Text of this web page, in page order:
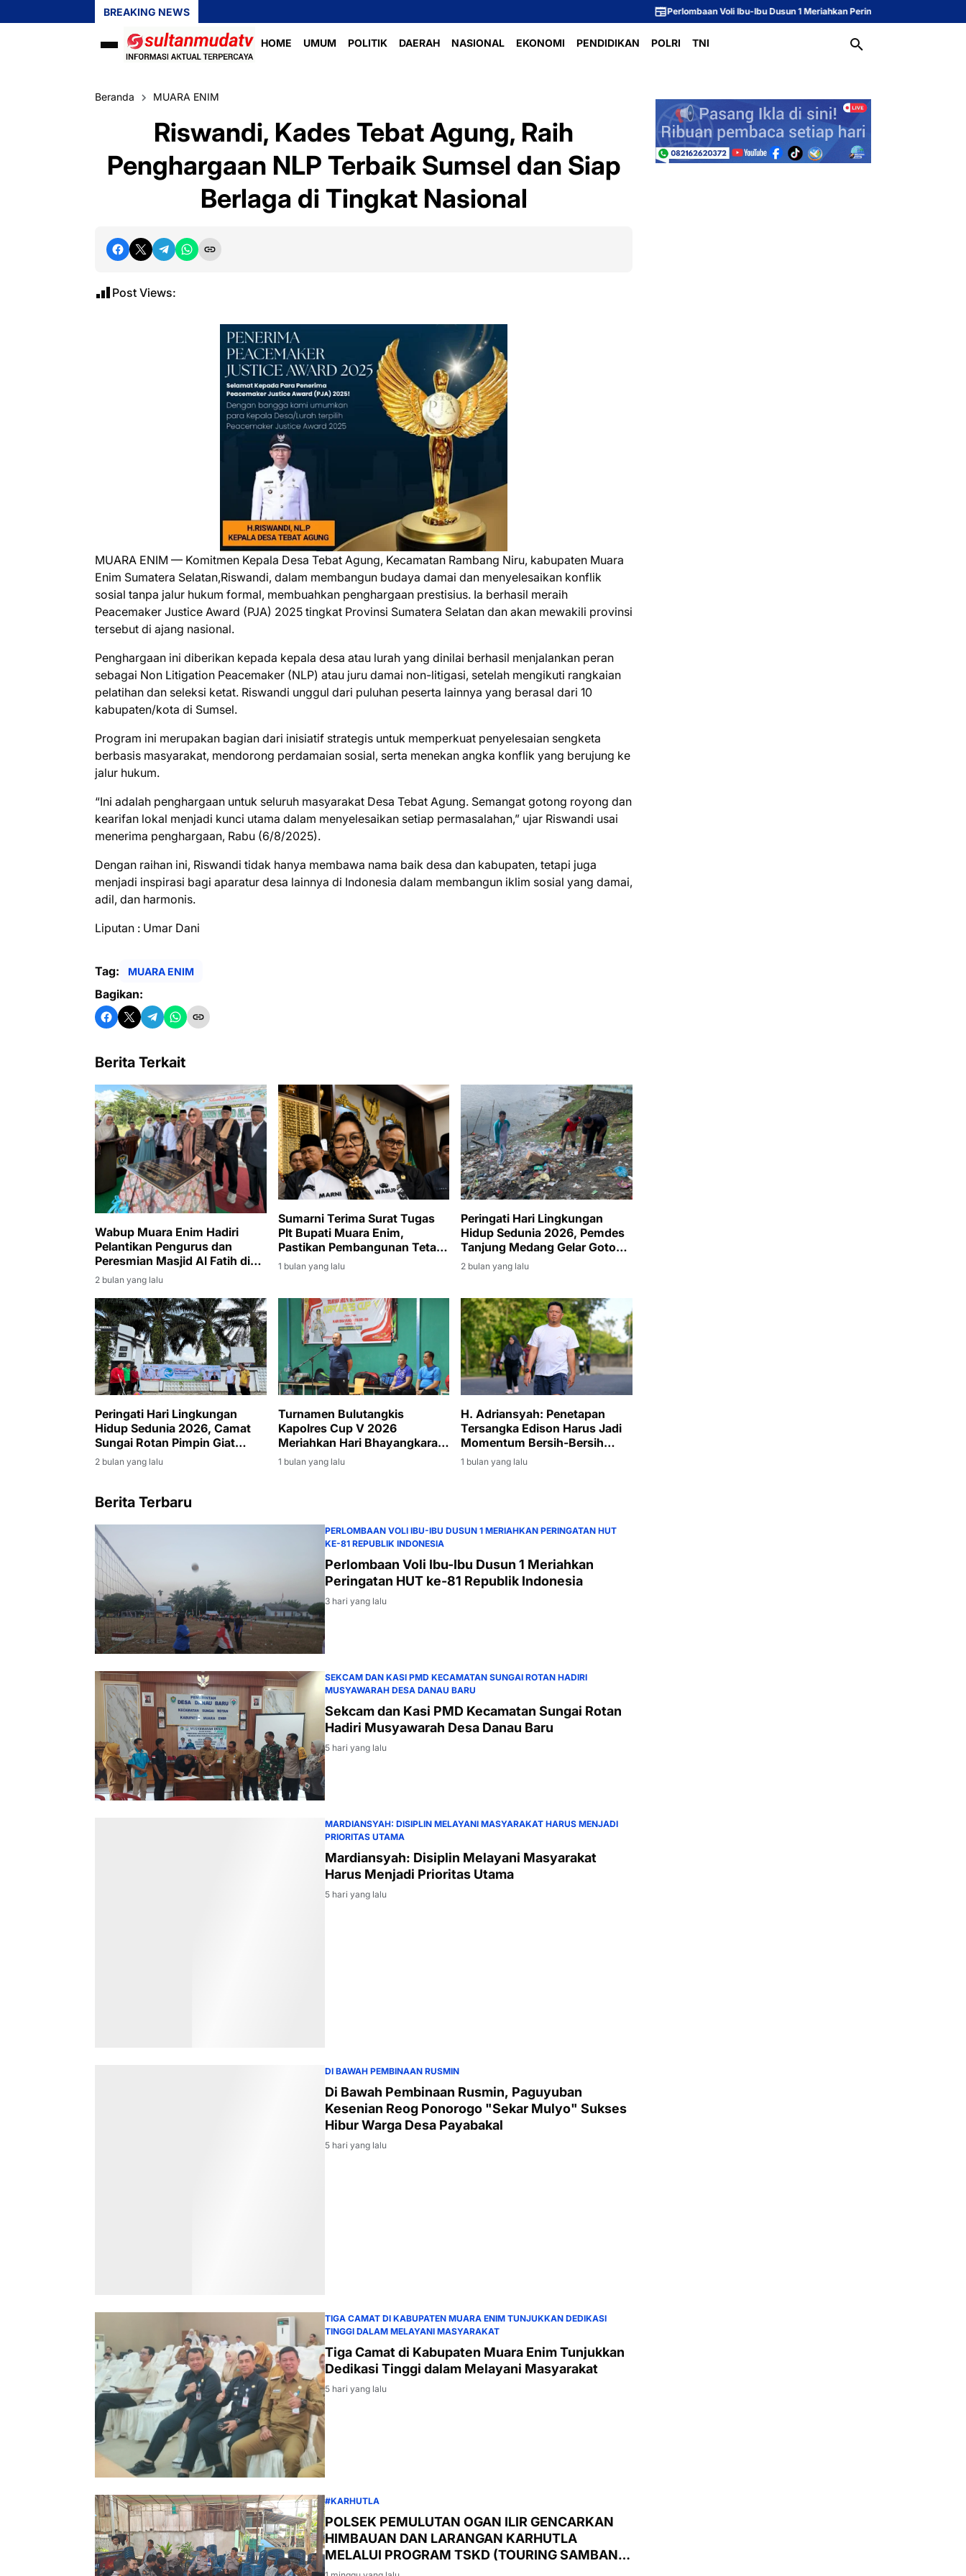
BREAKING NEWS Perlombaan Voli Ibu-Ibu Dusun 1 Meriahkan Peringatan HUT ke-81 Republik Indonesia
HOME UMUM POLITIK DAERAH NASIONAL EKONOMI PENDIDIKAN POLRI TNI
Beranda MUARA ENIM
Riswandi, Kades Tebat Agung, Raih
Penghargaan NLP Terbaik Sumsel dan Siap
Berlaga di Tingkat Nasional
Post Views:
MUARA ENIM — Komitmen Kepala Desa Tebat Agung, Kecamatan Rambang Niru, kabupaten Muara
Enim Sumatera Selatan,Riswandi, dalam membangun budaya damai dan menyelesaikan konflik
sosial tanpa jalur hukum formal, membuahkan penghargaan prestisius. Ia berhasil meraih
Peacemaker Justice Award (PJA) 2025 tingkat Provinsi Sumatera Selatan dan akan mewakili provinsi
tersebut di ajang nasional.
Penghargaan ini diberikan kepada kepala desa atau lurah yang dinilai berhasil menjalankan peran
sebagai Non Litigation Peacemaker (NLP) atau juru damai non-litigasi, setelah mengikuti rangkaian
pelatihan dan seleksi ketat. Riswandi unggul dari puluhan peserta lainnya yang berasal dari 10
kabupaten/kota di Sumsel.
Program ini merupakan bagian dari inisiatif strategis untuk memperkuat penyelesaian sengketa
berbasis masyarakat, mendorong perdamaian sosial, serta menekan angka konflik yang berujung ke
jalur hukum.
“Ini adalah penghargaan untuk seluruh masyarakat Desa Tebat Agung. Semangat gotong royong dan
kearifan lokal menjadi kunci utama dalam menyelesaikan setiap permasalahan,” ujar Riswandi usai
menerima penghargaan, Rabu (6/8/2025).
Dengan raihan ini, Riswandi tidak hanya membawa nama baik desa dan kabupaten, tetapi juga
menjadi inspirasi bagi aparatur desa lainnya di Indonesia dalam membangun iklim sosial yang damai,
adil, dan harmonis.
Liputan : Umar Dani
Tag: MUARA ENIM
Bagikan:
Berita Terkait
Wabup Muara Enim Hadiri
Pelantikan Pengurus dan
Peresmian Masjid Al Fatih di
Lubuk Ampelas
2 bulan yang lalu
Sumarni Terima Surat Tugas
Plt Bupati Muara Enim,
Pastikan Pembangunan Tetap
Berjalan
1 bulan yang lalu
Peringati Hari Lingkungan
Hidup Sedunia 2026, Pemdes
Tanjung Medang Gelar Gotong
Royong Massal
2 bulan yang lalu
Peringati Hari Lingkungan
Hidup Sedunia 2026, Camat
Sungai Rotan Pimpin Giat
Jumat Bersih di Lingkungan
Kantor Kecamatan
2 bulan yang lalu
Turnamen Bulutangkis
Kapolres Cup V 2026
Meriahkan Hari Bhayangkara
ke-80
1 bulan yang lalu
H. Adriansyah: Penetapan
Tersangka Edison Harus Jadi
Momentum Bersih-Bersih
Korupsi di Muara Enim
1 bulan yang lalu
Berita Terbaru
PERLOMBAAN VOLI IBU-IBU DUSUN 1 MERIAHKAN PERINGATAN HUT
KE-81 REPUBLIK INDONESIA
Perlombaan Voli Ibu-Ibu Dusun 1 Meriahkan
Peringatan HUT ke-81 Republik Indonesia
3 hari yang lalu
SEKCAM DAN KASI PMD KECAMATAN SUNGAI ROTAN HADIRI
MUSYAWARAH DESA DANAU BARU
Sekcam dan Kasi PMD Kecamatan Sungai Rotan
Hadiri Musyawarah Desa Danau Baru
5 hari yang lalu
MARDIANSYAH: DISIPLIN MELAYANI MASYARAKAT HARUS MENJADI
PRIORITAS UTAMA
Mardiansyah: Disiplin Melayani Masyarakat
Harus Menjadi Prioritas Utama
5 hari yang lalu
DI BAWAH PEMBINAAN RUSMIN
Di Bawah Pembinaan Rusmin, Paguyuban
Kesenian Reog Ponorogo "Sekar Mulyo" Sukses
Hibur Warga Desa Payabakal
5 hari yang lalu
TIGA CAMAT DI KABUPATEN MUARA ENIM TUNJUKKAN DEDIKASI
TINGGI DALAM MELAYANI MASYARAKAT
Tiga Camat di Kabupaten Muara Enim Tunjukkan
Dedikasi Tinggi dalam Melayani Masyarakat
5 hari yang lalu
#KARHUTLA
POLSEK PEMULUTAN OGAN ILIR GENCARKAN
HIMBAUAN DAN LARANGAN KARHUTLA
MELALUI PROGRAM TSKD (TOURING SAMBANG
KE DESA-DESA